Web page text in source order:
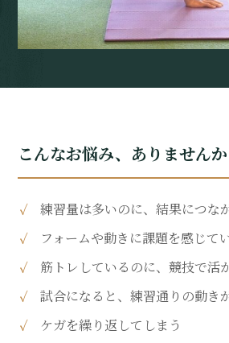
こんなお悩み、ありませんか
練習量は多いのに、結果につな
フォームや動きに課題を感じて
筋トレしているのに、競技で活
試合になると、練習通りの動き
ケガを繰り返してしまう